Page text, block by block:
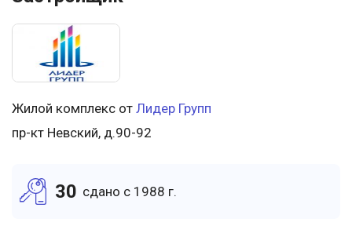
Жилой комплекс от Лидер Групп
пр-кт Невский, д.90-92
30 cдано c 1988 г.